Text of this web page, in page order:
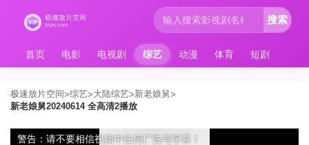
首页 电影 电视剧 综艺 动漫 体育 短剧
搜索
极速放片空间>综艺>大陆综艺>新老娘舅>
新老娘舅20240614 全高清2播放
警告：请不要相信视频中任何广告与字幕！